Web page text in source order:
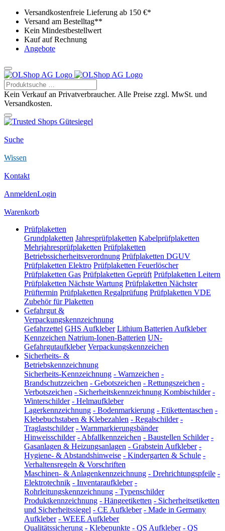
Versandkostenfreie Lieferung ab 150 €*
Versand am Bestelltag**
Kein Mindestbestellwert
Kauf auf Rechnung
Angebote
Kein Verkauf an Privatverbraucher. Alle Preise zzgl. MwSt. und
Versandkosten.
Suche
Wissen
Kontakt
AnmeldenLogin
Warenkorb
Prüfplaketten
Grundplaketten Jahresprüfplaketten Kabelprüfplaketten
Mehrjahresprüfplaketten Prüfplaketten
Betriebssicherheitsverordnung Prüfplaketten DGUV
Prüfplaketten Elektro Prüfplaketten Feuerlöscher
Prüfplaketten Gas Prüfplaketten Geprüft Prüfplaketten Leitern
Prüfplaketten Nächste Wartung Prüfplaketten Nächster
Prüftermin Prüfplaketten Regalprüfung Prüfplaketten VDE
Zubehör für Plaketten
Gefahrgut &
Verpackungskennzeichnung
Gefahrzettel GHS Aufkleber Lithium Batterien Aufkleber
Kennzeichen Natrium-Ionen-Batterien UN-
Gefahrgutaufkleber Verpackungskennzeichen
Sicherheits- &
Betriebskennzeichnung
Sicherheits-Kennzeichnung - Warnzeichen -
Brandschutzzeichen - Gebotszeichen - Rettungszeichen -
Verbotszeichen - Sicherheitskennzeichnung Kombischilder -
Winterschilder - Helmaufkleber
Lagerkennzeichnung - Bodenmarkierung - Etikettentaschen -
Klebebuchstaben & Klebezahlen - Regalschilder -
Traglastschilder - Warnmarkierungsbänder
Hinweisschilder - Abfallkennzeichen - Baustellen Schilder -
Gasanlagen & Heizungsanlagen - Grabstein Aufkleber -
Hygiene- & Abstandshinweise - Kindergarten & Schule -
Verhaltensregeln & Vorschriften
Maschinen- & Anlagenkennzeichnung - Drehrichtungspfeile -
Elektrotechnik - Inventaraufkleber -
Rohrleitungskennzeichnung - Typenschilder
Produktkennzeichnung - Hängeetiketten - Sicherheitsetiketten
und Sicherheitssiegel - CE Aufkleber - Made in Germany
Aufkleber - WEEE Aufkleber
Qualitätssicherung - Klebepunkte - QS Aufkleber - QS